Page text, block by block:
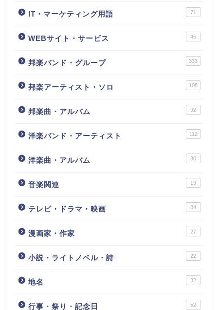
IT・マーケティング用語 71
WEBサイト・サービス 46
邦楽バンド・グループ 333
邦楽アーティスト・ソロ 108
邦楽曲・アルバム 92
洋楽バンド・アーティスト 112
洋楽曲・アルバム 30
音楽関連 19
テレビ・ドラマ・映画 84
漫画家・作家 27
小説・ライトノベル・詩 22
地名 32
行事・祭り・記念日 52